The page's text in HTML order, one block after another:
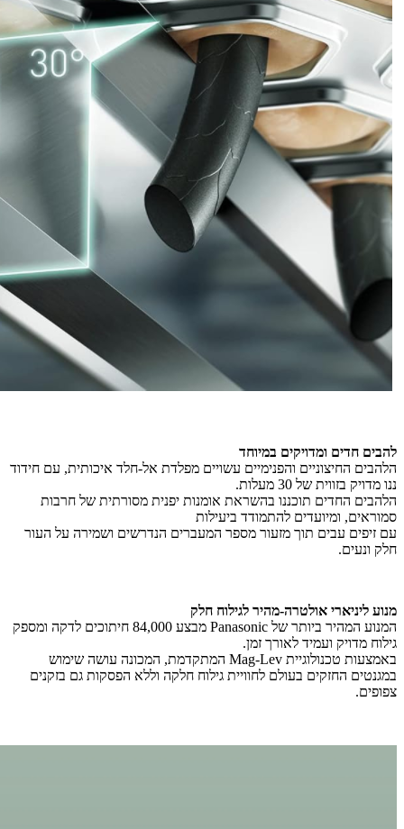
להבים חדים ומדויקים במיוחד
הלהבים החיצוניים והפנימיים עשויים מפלדת אל-חלד איכותית, עם חידוד
ננו מדויק בזווית של 30 מעלות.
הלהבים החדים תוכננו בהשראת אומנות יפנית מסורתית של חרבות
סמוראים, ומיועדים להתמודד ביעילות
עם זיפים עבים תוך מזעור מספר המעברים הנדרשים ושמירה על העור
חלק ונעים.
מנוע ליניארי אולטרה-מהיר לגילוח חלק
המנוע המהיר ביותר של Panasonic מבצע 84,000 חיתוכים לדקה ומספק
גילוח מדויק ועמיד לאורך זמן.
באמצעות טכנולוגיית Mag-Lev המתקדמת, המכונה עושה שימוש
במגנטים החזקים בעולם לחוויית גילוח חלקה וללא הפסקות גם בזקנים
צפופים.